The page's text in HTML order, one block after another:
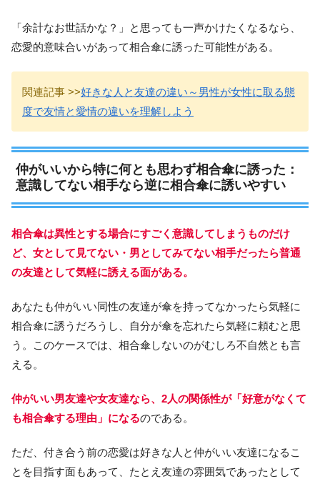
「余計なお世話かな？」と思っても一声かけたくなるなら、
恋愛的意味合いがあって相合傘に誘った可能性がある。
関連記事 >>好きな人と友達の違い～男性が女性に取る態
度で友情と愛情の違いを理解しよう
仲がいいから特に何とも思わず相合傘に誘った：
意識してない相手なら逆に相合傘に誘いやすい
相合傘は異性とする場合にすごく意識してしまうものだけ
ど、女として見てない・男としてみてない相手だったら普通
の友達として気軽に誘える面がある。
あなたも仲がいい同性の友達が傘を持ってなかったら気軽に
相合傘に誘うだろうし、自分が傘を忘れたら気軽に頼むと思
う。このケースでは、相合傘しないのがむしろ不自然とも言
える。
仲がいい男友達や女友達なら、2人の関係性が「好意がなくて
も相合傘する理由」になるのである。
ただ、付き合う前の恋愛は好きな人と仲がいい友達になるこ
とを目指す面もあって、たとえ友達の雰囲気であったとして